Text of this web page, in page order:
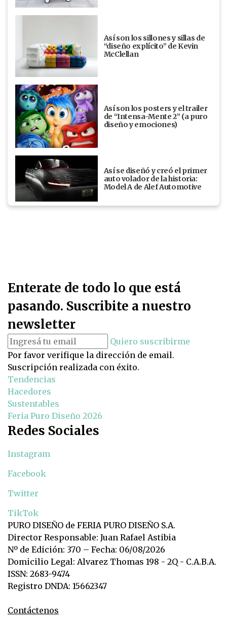
Así son los sillones y sillas de
“diseño explícito” de Kevin
McClellan
Así son los posters y el trailer
de “Intensa-Mente 2” (a puro
diseño y emociones)
Así se diseñó y creó el primer
auto volador de la historia:
Model A de Alef Automotive
Enterate de todo lo que está
pasando. Suscribite a nuestro
newsletter
Quiero suscribirme
Por favor verifique la dirección de email.
Suscripción realizada con éxito.
Tendencias
Hacedores
Sustentables
Feria Puro Diseño 2026
Redes Sociales
Instagram
Facebook
Twitter
TikTok
PURO DISEÑO de FERIA PURO DISEÑO S.A.
Director Responsable: Juan Rafael Astibia
Nº de Edición: 370 – Fecha: 06/08/2026
Domicilio Legal: Alvarez Thomas 198 - 2Q - C.A.B.A.
ISSN: 2683-9474
Registro DNDA: 15662347
Contáctenos